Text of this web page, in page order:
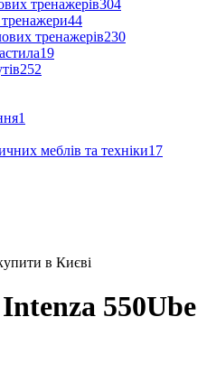
тренажерів304
44
тренажерів230
19
252
1
меблів та техніки17
в Києві
550Ube